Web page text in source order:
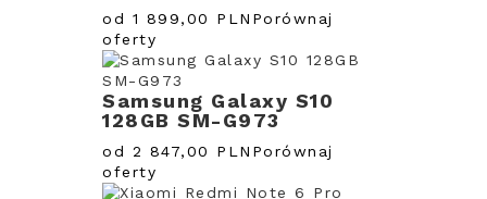
od 1 899,00 PLN Porównaj
oferty
Samsung Galaxy S10
128GB SM-G973
od 2 847,00 PLN Porównaj
oferty